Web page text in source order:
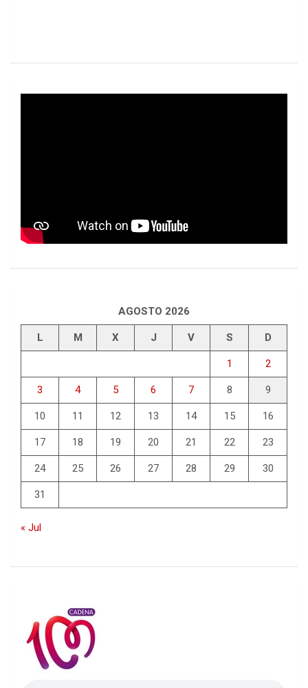
AGOSTO 2026
L M X J V S D
1 2
3 4 5 6 7 8 9
10 11 12 13 14 15 16
17 18 19 20 21 22 23
24 25 26 27 28 29 30
31
« Jul